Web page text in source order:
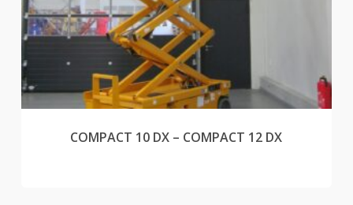
COMPACT 10 DX – COMPACT 12 DX